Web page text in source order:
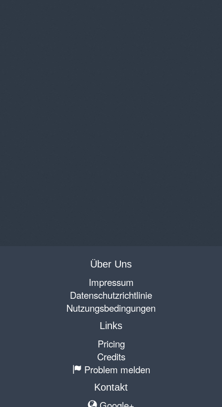
Über Uns
Impressum
Datenschutzrichtlinie
Nutzungsbedingungen
Links
Pricing
Credits
Problem melden
Kontakt